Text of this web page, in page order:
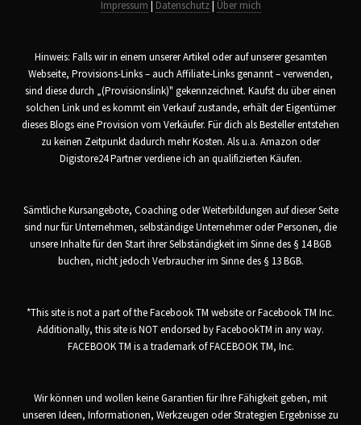
Impressum | Datenschutz| Über mich
Hinweis: Falls wir in einem unserer Artikel oder auf unserer gesamten
Webseite, Provisions-Links – auch Affiliate-Links genannt – verwenden,
sind diese durch „(Provisionslink)" gekennzeichnet. Kaufst du über einen
solchen Link und es kommt ein Verkauf zustande, erhält der Eigentümer
dieses Blogs eine Provision vom Verkäufer. Für dich als Besteller entstehen
zu keinen Zeitpunkt dadurch mehr Kosten. Als u.a. Amazon oder
Digistore24 Partner verdiene ich an qualifizierten Käufen.
Sämtliche Kursangebote, Coaching oder Weiterbildungen auf dieser Seite
sind nur für Unternehmen, selbständige Unternehmer oder Personen, die
unsere Inhalte für den Start ihrer Selbständigkeit im Sinne des § 14 BGB
buchen, nicht jedoch Verbraucher im Sinne des § 13 BGB.
*This site is not a part of the Facebook TM website or Facebook TM Inc.
Additionally, this site is NOT endorsed by FacebookTM in any way.
FACEBOOK TM is a trademark of FACEBOOK TM, Inc.
Wir können und wollen keine Garantien für Ihre Fähigkeit geben, mit
unseren Ideen, Informationen, Werkzeugen oder Strategien Ergebnisse zu